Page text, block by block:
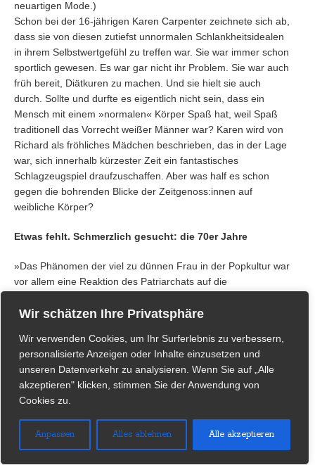
Wir schätzen Ihre Privatsphäre
Wir verwenden Cookies, um Ihr Surferlebnis zu verbessern,
personalisierte Anzeigen oder Inhalte einzusetzen und
unseren Datenverkehr zu analysieren. Wenn Sie auf „Alle
akzeptieren" klicken, stimmen Sie der Anwendung von
Cookies zu.
Anpassen Alles ablehnen Alle akzeptieren
neuartigen Mode.)
Schon bei der 16-jährigen Karen Carpenter zeichnete sich ab,
dass sie von diesen zutiefst unnormalen Schlankheitsidealen
in ihrem Selbstwertgefühl zu treffen war. Sie war immer schon
sportlich gewesen. Es war gar nicht ihr Problem. Sie war auch
früh bereit, Diätkuren zu machen. Und sie hielt sie auch
durch. Sollte und durfte es eigentlich nicht sein, dass ein
Mensch mit einem »normalen« Körper Spaß hat, weil Spaß
traditionell das Vorrecht weißer Männer war? Karen wird von
Richard als fröhliches Mädchen beschrieben, das in der Lage
war, sich innerhalb kürzester Zeit ein fantastisches
Schlagzeugspiel draufzuschaffen. Aber was half es schon
gegen die bohrenden Blicke der Zeitgenoss:innen auf
weibliche Körper?
Etwas fehlt. Schmerzlich gesucht: die 70er Jahre
»Das Phänomen der viel zu dünnen Frau in der Popkultur war
vor allem eine Reaktion des Patriarchats auf die
Punkt. Sie ist Genderforscherin und Gründerin der NGo
Sexismus in der Werbung und Schlankheitswahn kämpfte. »In
Filmen und Bildern wurden die Frauen immer dünner und
zarter. Grund dafür ist, dass Frauen in dieser Phase viel mehr
Freiheiten erhielten. Sie durften immer häufiger selbst
entscheiden, ob sie arbeiten gehen und seit der Einführung
der Pille auch, ob sie ein Kind bekommen oder nicht. Diese
neue Selbständigkeit hat die patriarchalisch dominierte
Gesellschaft verunsichert. Und sie hat darauf mit einem